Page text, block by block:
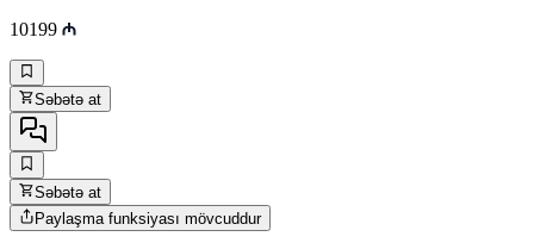
10199
Səbətə at
Səbətə at
Paylaşma funksiyası mövcuddur